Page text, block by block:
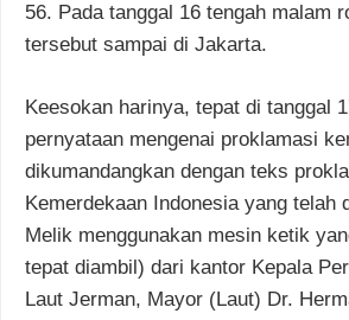
56. Pada tanggal 16 tengah malam
tersebut sampai di Jakarta.
Keesokan harinya, tepat di tanggal
pernyataan mengenai proklamasi
dikumandangkan dengan teks
Kemerdekaan Indonesia yang telah
Melik menggunakan mesin ketik
tepat diambil) dari kantor Kepala
Laut Jerman, Mayor (Laut) Dr.